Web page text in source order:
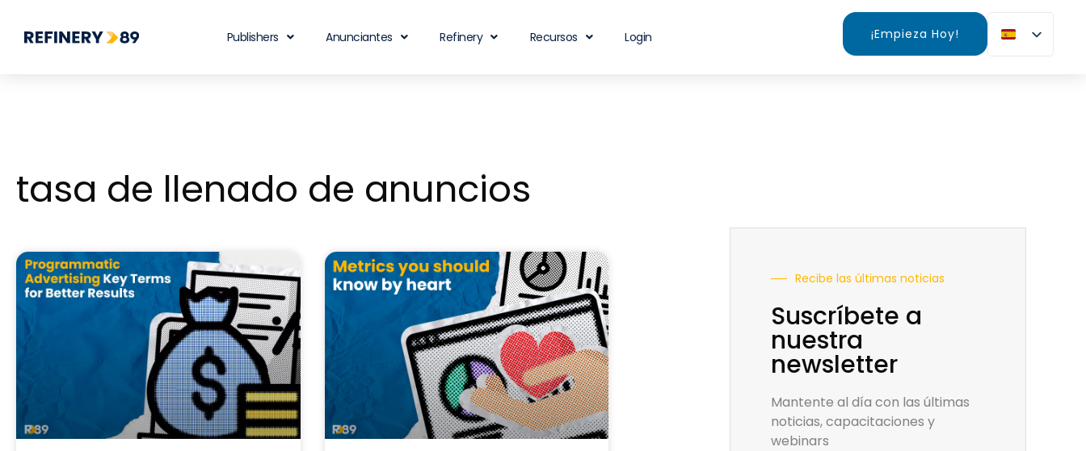
Publishers Anunciantes Refinery Recursos Login ¡Empieza Hoy!
tasa de llenado de anuncios
Recibe las últimas noticias
Suscríbete a
nuestra
newsletter
Mantente al día con las últimas
noticias, capacitaciones y
webinars